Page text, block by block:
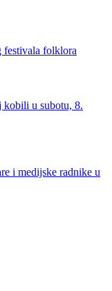
festivala folklora
u subotu, 8.
i medijske radnike u